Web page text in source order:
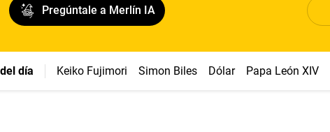
Pregúntale a Merlín IA
día Keiko Fujimori Simon Biles Dólar Papa León XIV